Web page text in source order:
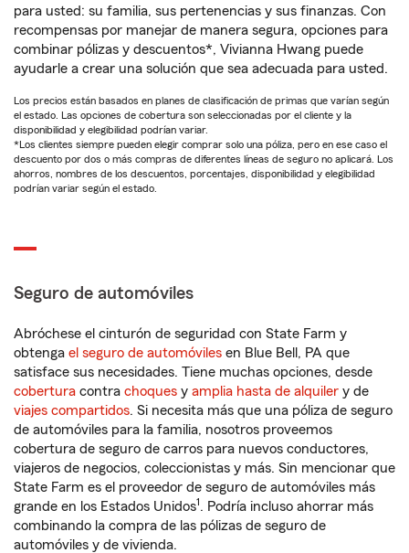
para usted: su familia, sus pertenencias y sus finanzas. Con
recompensas por manejar de manera segura, opciones para
combinar pólizas y descuentos*, Vivianna Hwang puede
ayudarle a crear una solución que sea adecuada para usted.
Los precios están basados en planes de clasificación de primas que varían según
el estado. Las opciones de cobertura son seleccionadas por el cliente y la
disponibilidad y elegibilidad podrían variar.
*Los clientes siempre pueden elegir comprar solo una póliza, pero en ese caso el
descuento por dos o más compras de diferentes líneas de seguro no aplicará. Los
ahorros, nombres de los descuentos, porcentajes, disponibilidad y elegibilidad
podrían variar según el estado.
Seguro de automóviles
Abróchese el cinturón de seguridad con State Farm y
obtenga el seguro de automóviles en Blue Bell, PA que
satisface sus necesidades. Tiene muchas opciones, desde
cobertura contra choques y amplia hasta de alquiler y de
viajes compartidos. Si necesita más que una póliza de seguro
de automóviles para la familia, nosotros proveemos
cobertura de seguro de carros para nuevos conductores,
viajeros de negocios, coleccionistas y más. Sin mencionar que
State Farm es el proveedor de seguro de automóviles más
grande en los Estados Unidos1. Podría incluso ahorrar más
combinando la compra de las pólizas de seguro de
automóviles y de vivienda.